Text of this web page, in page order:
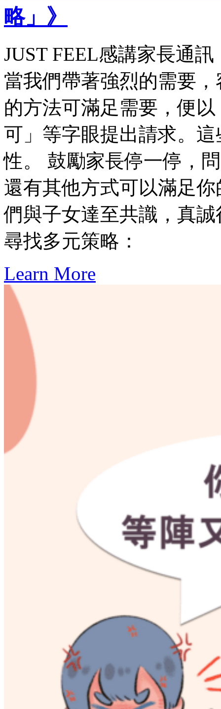
略」》
JUST FEEL感講家長通
當我們帶著強烈的需要
的方法可滿足需要，便
可」等字眼提出請求。
性。 鼓勵家長停一停，
還有其他方式可以滿足
們與子女達至共識，真
尋找多元策略：
Learn More